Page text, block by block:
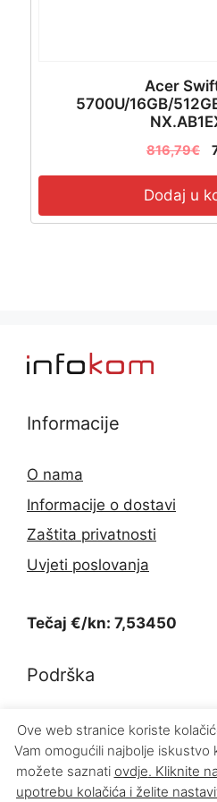
Acer
5700U/16GB/
816,79€
Dodaj u
Informacije
O nama
Informacije o dostavi
Zaštita privatnosti
Uvjeti poslovanja
Tečaj €/kn: 7,53450
Podrška
Kontakt
Povrat proizvoda
Ove web stranice koriste
Vam omogućili najbolje iskustvo
možete saznati ovdje. Kliknite
upotrebu kolačića i želite